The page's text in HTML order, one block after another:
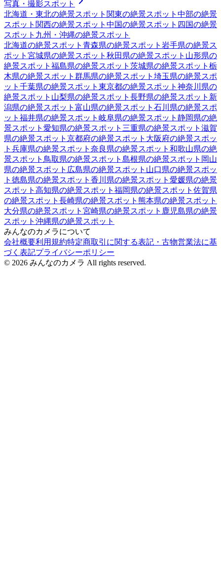
写真・撮影スポット
北海道・東北の絶景スポット 関東の絶景スポット 中部の絶景
スポット 関西の絶景スポット 中国の絶景スポット 四国の絶景
スポット 九州・沖縄の絶景スポット
北海道の絶景スポット 青森県の絶景スポット 岩手県の絶景ス
ポット 宮城県の絶景スポット 秋田県の絶景スポット 山形県の
絶景スポット 福島県の絶景スポット 茨城県の絶景スポット 栃
木県の絶景スポット 群馬県の絶景スポット 埼玉県の絶景スポ
ット 千葉県の絶景スポット 東京都の絶景スポット 神奈川県の
絶景スポット 山梨県の絶景スポット 長野県の絶景スポット 新
潟県の絶景スポット 富山県の絶景スポット 石川県の絶景スポ
ット 福井県の絶景スポット 岐阜県の絶景スポット 静岡県の絶
景スポット 愛知県の絶景スポット 三重県の絶景スポット 滋賀
県の絶景スポット 京都府の絶景スポット 大阪府の絶景スポッ
ト 兵庫県の絶景スポット 奈良県の絶景スポット 和歌山県の絶
景スポット 鳥取県の絶景スポット 島根県の絶景スポット 岡山
県の絶景スポット 広島県の絶景スポット 山口県の絶景スポッ
ト 徳島県の絶景スポット 香川県の絶景スポット 愛媛県の絶景
スポット 高知県の絶景スポット 福岡県の絶景スポット 佐賀県
の絶景スポット 長崎県の絶景スポット 熊本県の絶景スポット
大分県の絶景スポット 宮崎県の絶景スポット 鹿児島県の絶景
スポット 沖縄県の絶景スポット
みんなのカメラについて
会社概要利用規約特定商取引に関する表記・古物営業法に基
づく表記プライバシーポリシー
© 2026 みんなのカメラ All rights reserved.